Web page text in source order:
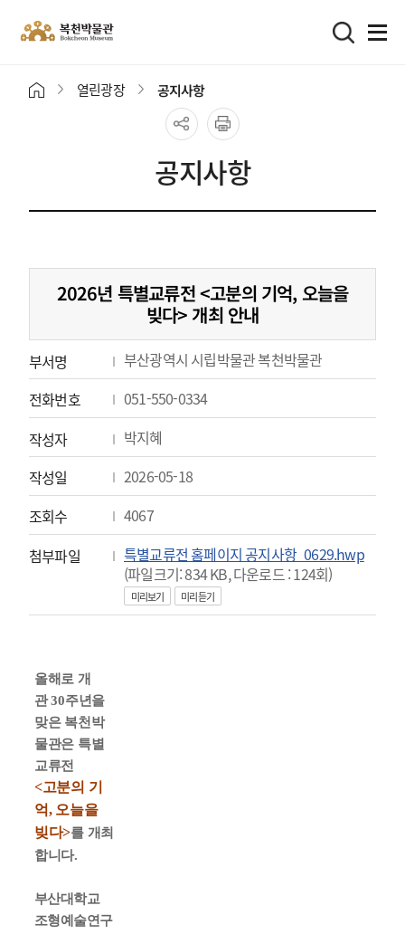
열린광장 공지사항
공지사항
2026년 특별교류전 <고분의 기억, 오늘을
빚다> 개최 안내
부서명
부산광역시 시립박물관 복천박물관
전화번호
051-550-0334
작성자
박지혜
작성일
2026-05-18
조회수
4067
첨부파일
특별교류전 홈페이지 공지사항_0629.hwp
(파일크기: 834 KB, 다운로드 : 124회)
미리보기 미리듣기
올해로 개
관30주년을
맞은 복천박
물관은 특별
교류전
<고분의 기
억, 오늘을
빚다>를 개최
합니다.
부산대학교
조형예술연구